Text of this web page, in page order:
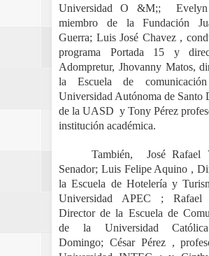
Universidad O &M;;
miembro de la Fundación
Guerra; Luis José Chavez ,
programa Portada 15 y
Adompretur, Jhovanny Matos,
la Escuela de
Universidad Autónoma de Santo
de la UASD y Tony Pérez
institución académica.
También, José Rafael
Senador; Luis Felipe Aquino ,
la Escuela de Hotelería y
Universidad APEC ; Rafael
Director de la Escuela de
de la Universidad
Domingo; César Pérez ,